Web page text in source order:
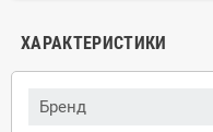
ХАРАКТЕРИСТИКИ
Бренд